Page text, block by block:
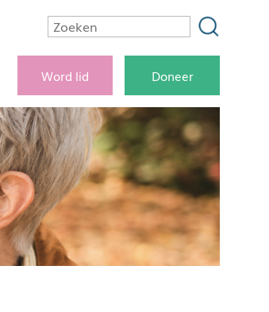
Word lid Doneer